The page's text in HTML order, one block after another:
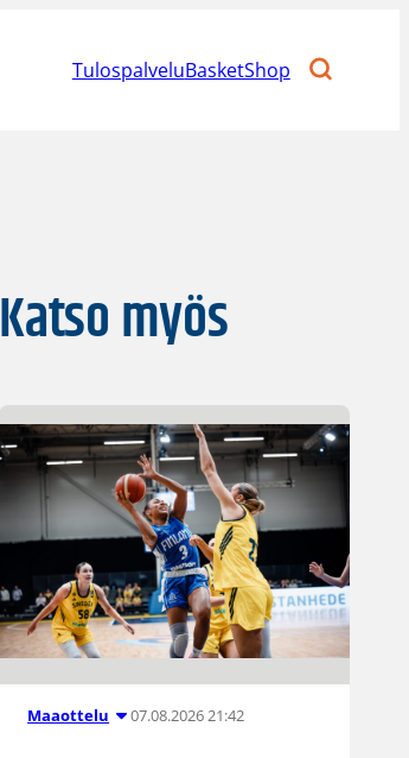
TulospalveluBasketShop
Katso myös
Maaottelu 07.08.2026 21:42